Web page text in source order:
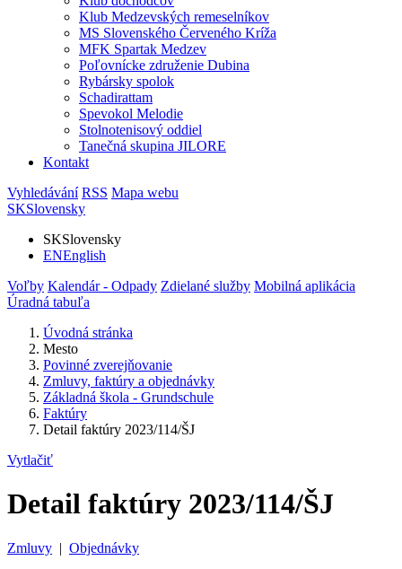
Klub Medzevských remeselníkov
MS Slovenského Červeného Kríža
MFK Spartak Medzev
Poľovnícke združenie Dubina
Rybársky spolok
Schadirattam
Spevokol Melodie
Stolnotenisový oddiel
Tanečná skupina JILORE
Kontakt
Vyhledávání RSS Mapa webu
SKSlovensky
SKSlovensky
ENEnglish
Voľby Kalendár - Odpady Zdielané služby Mobilná aplikácia
Úradná tabuľa
Úvodná stránka
Mesto
Povinné zverejňovanie
Zmluvy, faktúry a objednávky
Základná škola - Grundschule
Faktúry
Detail faktúry 2023/114/ŠJ
Vytlačiť
Detail faktúry 2023/114/ŠJ
Zmluvy | Objednávky